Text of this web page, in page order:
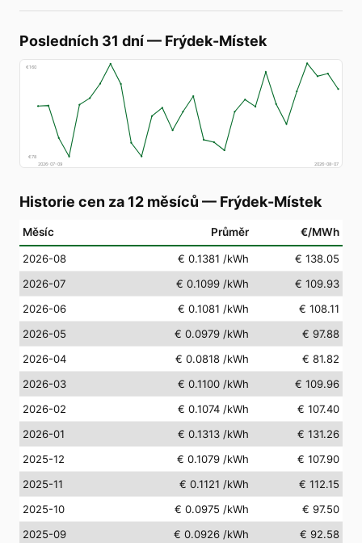
Posledních 31 dní— Frýdek-Místek
€160
€78
2026-07-09
2026-08-07
Historie cen za 12 měsíců — Frýdek-Místek
Měsíc Průměr €/MWh
2026-08 € 0.1381 /kWh
€ 138.05
2026-07
€ 0.1099 /kWh
€ 109.93
2026-06
€ 0.1081 /kWh
€ 108.11
2026-05
€ 0.0979 /kWh
€ 97.88
2026-04
€ 0.0818 /kWh
€ 81.82
2026-03
€ 0.1100 /kWh
€ 109.96
2026-02
€ 0.1074 /kWh
€ 107.40
2026-01
€ 0.1313 /kWh
€ 131.26
2025-12
€ 0.1079 /kWh
€ 107.90
2025-11
€ 0.1121 /kWh
€ 112.15
2025-10
€ 0.0975 /kWh
€ 97.50
2025-09
€ 0.0926 /kWh € 92.58